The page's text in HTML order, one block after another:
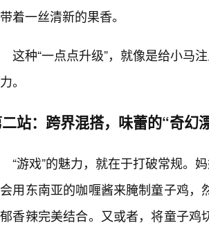
着一丝清新的果香。
这种“一点点升级”，就像是给小马
。
站：跨界混搭，味蕾的“奇幻
“游戏”的魅力，就在于打破常规。
用东南亚的咖喱酱来腌制童子鸡
香辣完美结合。又或者，将童子